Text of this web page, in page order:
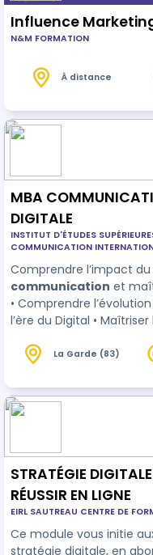
Influence
N&M FORMATION
À distance
MBA
DIGITALE
INSTITUT D'ÉTUDES
COMMUNICATION
Comprendre l’impact
communication et
• Comprendre
l’ère du Digital •
La Garde (83)
STRATÉGIE
RÉUSSIR EN LIGNE
EIRL SAUTREAU CENTRE DE
Ce module vous initie
stratégie digitale, en